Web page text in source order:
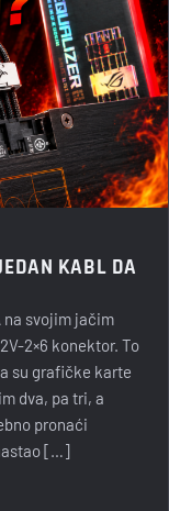
KABL DA
na svojim jačim
2×6 konektor. To
su grafičke karte
dva, pa tri, a
pronaći
[…]